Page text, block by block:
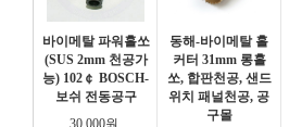
바이메탈 파워홀쏘
(SUS 2mm 천공가
능) 102￠ BOSCH-
보쉬 전동공구
30,000원
동해-바이메탈 홀
커터 31mm 롱홀
쏘, 합판천공, 샌드
위치 패널천공, 공
구몰